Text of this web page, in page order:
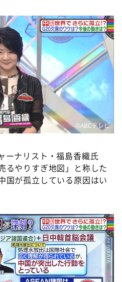
©️ABCテレビ
ーナリスト・福島香織氏
るやりすぎ地図」と称した
国が孤立している原因はい